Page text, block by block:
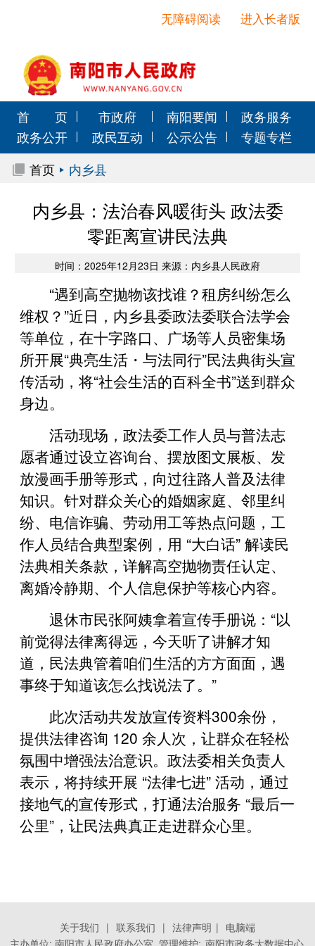
进入长者版
无障碍阅读
首 页 市政府 南阳要闻
政务服务
政务公开
政民互动 公示公告
专题专栏
首页
内乡县
内乡县：法治春风暖街头 政法委
零距离宣讲民法典​
时间：2025年12月23日 来源：内乡县人民政府
“遇到高空抛物该找谁？租房纠纷怎么
维权？”近日，内乡县委政法委联合法学会
等单位，在十字路口、广场等人员密集场
所开展“典亮生活・与法同行”民法典街头宣
传活动，将“社会生活的百科全书”送到群众
身边。
活动现场，政法委工作人员与普法志
愿者通过设立咨询台、摆放图文展板、发
放漫画手册等形式，向过往路人普及法律
知识。针对群众关心的婚姻家庭、邻里纠
纷、电信诈骗、劳动用工等热点问题，工
作人员结合典型案例，用 “大白话” 解读民
法典相关条款，详解高空抛物责任认定、
离婚冷静期、个人信息保护等核心内容。
退休市民张阿姨拿着宣传手册说：“以
前觉得法律离得远，今天听了讲解才知
道，民法典管着咱们生活的方方面面，遇
事终于知道该怎么找说法了。”
此次活动共发放宣传资料300余份，
提供法律咨询 120 余人次，让群众在轻松
氛围中增强法治意识。政法委相关负责人
表示，将持续开展 “法律七进” 活动，通过
接地气的宣传形式，打通法治服务 “最后一
公里”，让民法典真正走进群众心里。
关于我们 | 联系我们 | 法律声明 | 电脑端